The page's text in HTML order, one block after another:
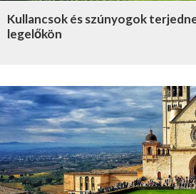
Kullancsok és szúnyogok
legelőkön